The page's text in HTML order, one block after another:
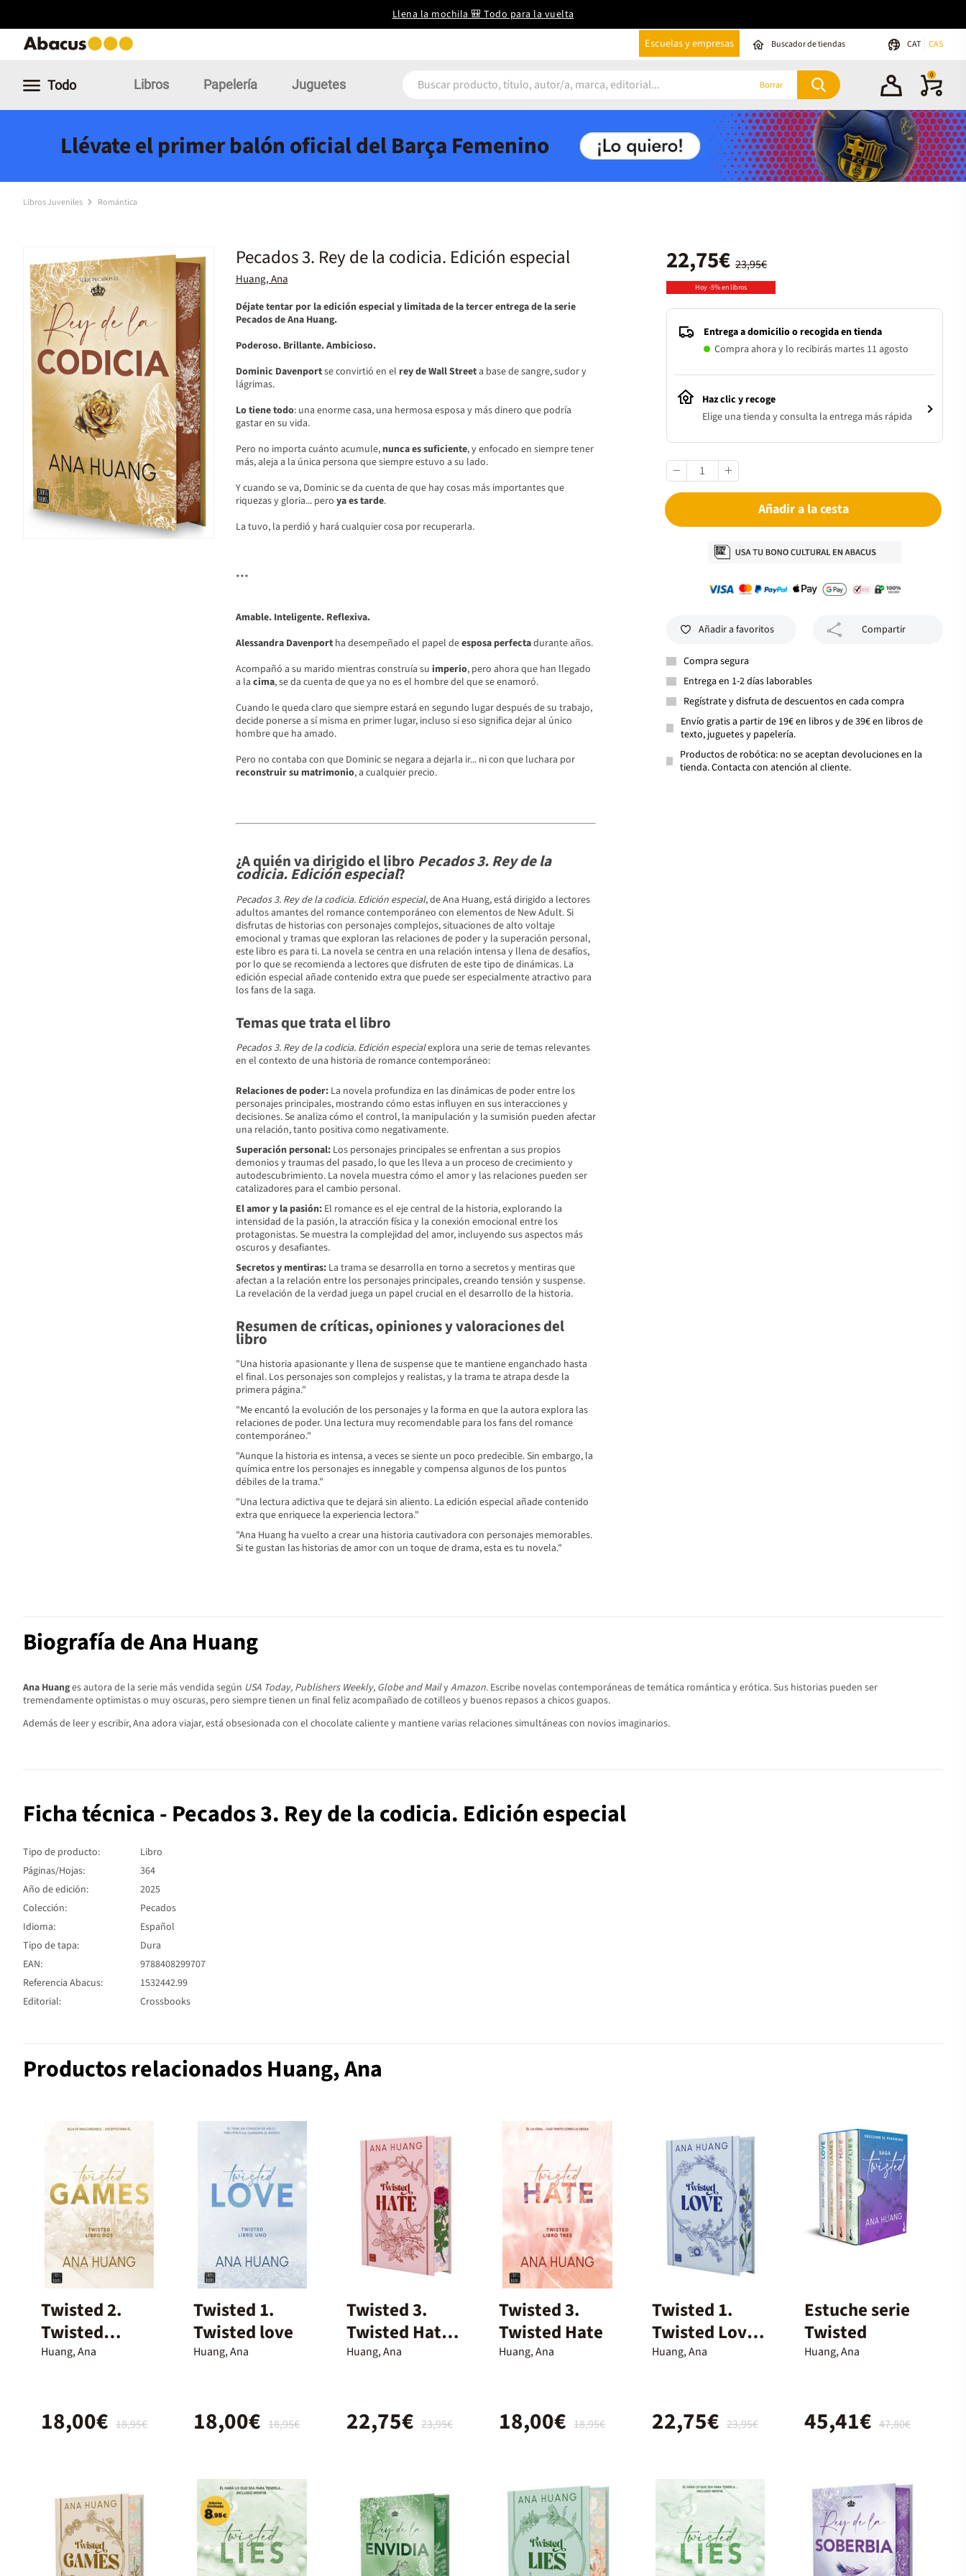
Llena la mochila 🎒 Todo para la vuelta
Escuelas y empresas Buscador de tiendas CAT CAS
Todo Libros Papelería Juguetes Borrar
0
Llévate el primer balón oficial del Barça Femenino
Libros Juveniles Romántica
Pecados 3. Rey de la codicia. Edición especial
Huang, Ana
Déjate tentar por la edición especial y limitada de la tercer entrega de la serie
Pecados de Ana Huang.
Poderoso. Brillante. Ambicioso.
Dominic Davenportse convirtió en el rey de Wall Streeta base de sangre, sudor y
lágrimas.
Lo tiene todo: una enorme casa, una hermosa esposa y más dinero que podría
gastar en su vida.
Pero no importa cuánto acumule, nunca es suficiente, y enfocado en siempre tener
más, aleja a la única persona que siempre estuvo a su lado.
Y cuando se va, Dominic se da cuenta de que hay cosas más importantes que
riquezas y gloria... pero ya es tarde.
La tuvo, la perdió y hará cualquier cosa por recuperarla.
***
Amable. Inteligente. Reflexiva.
Alessandra Davenportha desempeñado el papel deesposa perfectadurante años.
Acompañó a su marido mientras construía su imperio, pero ahora que han llegado
a la cima, se da cuenta de que ya no es el hombre del que se enamoró.
Cuando le queda claro que siempre estará en segundo lugar después de su trabajo,
decide ponerse a sí misma en primer lugar, incluso si eso significa dejar al único
hombre que ha amado.
Pero no contaba con que Dominic se negara a dejarla ir... ni con que luchara por
reconstruir su matrimonio, a cualquier precio.
¿A quién va dirigido el libro Pecados 3. Rey de la
codicia. Edición especial?
Pecados 3. Rey de la codicia. Edición especial, de Ana Huang, está dirigido a lectores
adultos amantes del romance contemporáneo con elementos de New Adult. Si
disfrutas de historias con personajes complejos, situaciones de alto voltaje
emocional y tramas que exploran las relaciones de poder y la superación personal,
este libro es para ti. La novela se centra en una relación intensa y llena de desafíos,
por lo que se recomienda a lectores que disfruten de este tipo de dinámicas. La
edición especial añade contenido extra que puede ser especialmente atractivo para
los fans de la saga.
Temas que trata el libro
Pecados 3. Rey de la codicia. Edición especialexplora una serie de temas relevantes
en el contexto de una historia de romance contemporáneo:
Relaciones de poder:La novela profundiza en las dinámicas de poder entre los
personajes principales, mostrando cómo estas influyen en sus interacciones y
decisiones. Se analiza cómo el control, la manipulación y la sumisión pueden afectar
una relación, tanto positiva como negativamente.
Superación personal:Los personajes principales se enfrentan a sus propios
demonios y traumas del pasado, lo que les lleva a un proceso de crecimiento y
autodescubrimiento. La novela muestra cómo el amor y las relaciones pueden ser
catalizadores para el cambio personal.
El amor y la pasión:El romance es el eje central de la historia, explorando la
intensidad de la pasión, la atracción física y la conexión emocional entre los
protagonistas. Se muestra la complejidad del amor, incluyendo sus aspectos más
oscuros y desafiantes.
Secretos y mentiras:La trama se desarrolla en torno a secretos y mentiras que
afectan a la relación entre los personajes principales, creando tensión y suspense.
La revelación de la verdad juega un papel crucial en el desarrollo de la historia.
Resumen de críticas, opiniones y valoraciones del
libro
"Una historia apasionante y llena de suspense que te mantiene enganchado hasta
el final. Los personajes son complejos y realistas, y la trama te atrapa desde la
primera página."
"Me encantó la evolución de los personajes y la forma en que la autora explora las
relaciones de poder. Una lectura muy recomendable para los fans del romance
contemporáneo."
"Aunque la historia es intensa, a veces se siente un poco predecible. Sin embargo, la
química entre los personajes es innegable y compensa algunos de los puntos
débiles de la trama."
"Una lectura adictiva que te dejará sin aliento. La edición especial añade contenido
extra que enriquece la experiencia lectora."
"Ana Huang ha vuelto a crear una historia cautivadora con personajes memorables.
Si te gustan las historias de amor con un toque de drama, esta es tu novela."
23,95€
22,75€
Hoy -5% en libros
Entrega a domicilio o recogida en tienda
Compra ahora y lo recibirás martes 11 agosto
Haz clic y recoge
Elige una tienda y consulta la entrega más rápida
Añadir a la cesta
Añadir a favoritos Compartir
Compra segura
Entrega en 1-2 días laborables
Regístrate y disfruta de descuentos en cada compra
Envío gratis a partir de 19€ en libros y de 39€ en libros de
texto, juguetes y papelería.
Productos de robótica: no se aceptan devoluciones en la
tienda. Contacta con atención al cliente.
Biografía de Ana Huang
Ana Huanges autora de la serie más vendida según USA Today, Publishers Weekly, Globe and MailyAmazon. Escribe novelas contemporáneas de temática romántica y erótica. Sus historias pueden ser
tremendamente optimistas o muy oscuras, pero siempre tienen un final feliz acompañado de cotilleos y buenos repasos a chicos guapos.
Además de leer y escribir, Ana adora viajar, está obsesionada con el chocolate caliente y mantiene varias relaciones simultáneas con novios imaginarios.
Ficha técnica - Pecados 3. Rey de la codicia. Edición especial
Tipo de producto:
Libro
Páginas/Hojas:
364
Año de edición:
2025
Colección:
Pecados
Idioma:
Español
Tipo de tapa:
Dura
EAN:
9788408299707
Referencia Abacus:
1532442.99
Editorial:
Crossbooks
Productos relacionados Huang, Ana
Twisted 2.
Twisted
Games
Huang, Ana
18,95€
18,00€
Twisted 1.
Twisted love
Huang, Ana
18,95€
18,00€
Twisted 3.
Twisted Hate.
Edición
Huang, Ana
23,95€
22,75€
Twisted 3.
Twisted Hate
Huang, Ana
18,95€
18,00€
Twisted 1.
Twisted Love.
Edición
Huang, Ana
23,95€
22,75€
Estuche serie
Twisted
Huang, Ana
47,80€
45,41€